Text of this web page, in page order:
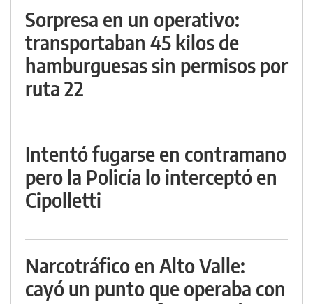
Sorpresa en un operativo:
transportaban 45 kilos de
hamburguesas sin permisos por
ruta 22
Intentó fugarse en contramano
pero la Policía lo interceptó en
Cipolletti
Narcotráfico en Alto Valle:
cayó un punto que operaba con